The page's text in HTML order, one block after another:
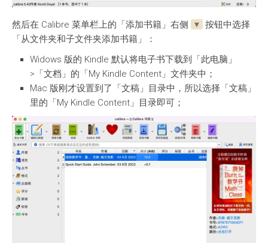
然后在 Calibre 菜单栏上的「添加书籍」右侧 ▼
按钮中选择
「从文件夹和子文件夹添加书籍」：
Widows 版的 Kindle 默认将电子书下载到「此电脑」
>「文档」的「My Kindle Content」文件夹中；
Mac 版刚才设置到了「文稿」目录中，所以选择「文稿」
里的「My Kindle Content」目录即可；